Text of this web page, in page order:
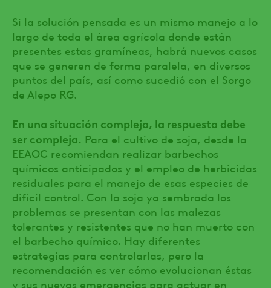
Si la solución pensada es un mismo manejo a lo
largo de toda el área agrícola donde están
presentes estas gramíneas, habrá nuevos casos
que se generen de forma paralela, en diversos
puntos del país, así como sucedió con el Sorgo
de Alepo RG.
En una situación compleja, la respuesta debe
ser compleja. Para el cultivo de soja, desde la
EEAOC recomiendan realizar barbechos
químicos anticipados y el empleo de herbicidas
residuales para el manejo de esas especies de
difícil control. Con la soja ya sembrada los
problemas se presentan con las malezas
tolerantes y resistentes que no han muerto con
el barbecho químico. Hay diferentes
estrategias para controlarlas, pero la
recomendación es ver cómo evolucionan éstas
y sus nuevas emergencias para actuar en